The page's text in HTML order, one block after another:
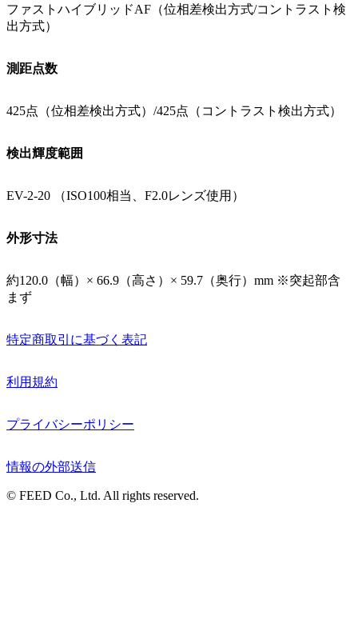
ファストハイブリッドAF（位相差検出方式/コントラスト検
出方式）
測距点数
425点（位相差検出方式）/425点（コントラスト検出方式）
検出輝度範囲
EV-2-20 （ISO100相当、F2.0レンズ使用）
外形寸法
約120.0（幅）× 66.9（高さ）× 59.7（奥行）mm ※突起部含
まず
特定商取引に基づく表記
利用規約
プライバシーポリシー
情報の外部送信
© FEED Co., Ltd. All rights reserved.